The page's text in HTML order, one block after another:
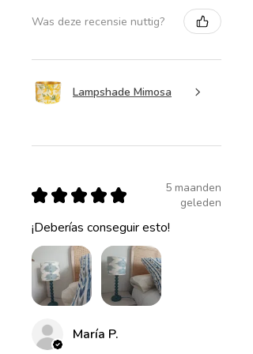
Was deze recensie nuttig?
Lampshade Mimosa
★ ★ ★ ★ ★
5 maanden
geleden
¡Deberías conseguir esto!
María P.